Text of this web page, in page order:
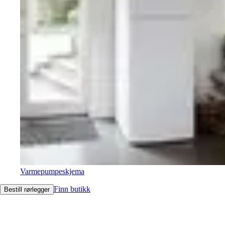
Varmepumpeskjema
Bestill rørlegger Finn butikk